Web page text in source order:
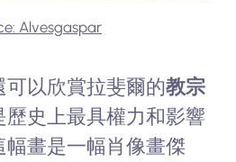
Alvesgaspar
以欣賞拉斐爾的教宗
歷史上最具權力和影響
幅畫是一幅肖像畫傑